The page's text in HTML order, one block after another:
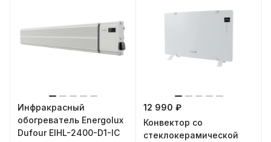
Инфракрасный
обогреватель Energolux
Dufour EIHL-2400-D1-IC
12 990 ₽
Конвектор со
стеклокерамической